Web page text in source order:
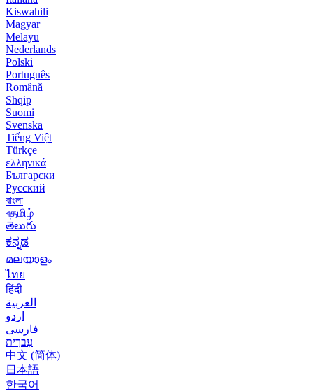
Kiswahili
Magyar
Melayu
Nederlands
Polski
Português
Română
Shqip
Suomi
Svenska
Tiếng Việt
Türkçe
ελληνικά
Български
Русский
বাংলা
বதமிழ்
తెలుగు
ಕನ್ನಡ
മലയാളം
ไทย
हिंदी
العربية
اردو
فارسی
עִברִית
中文 (简体)
日本語
한국어